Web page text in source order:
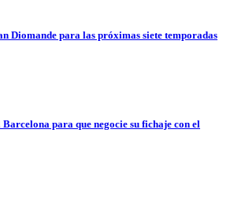
Diomande para las próximas siete temporadas
para que negocie su fichaje con el